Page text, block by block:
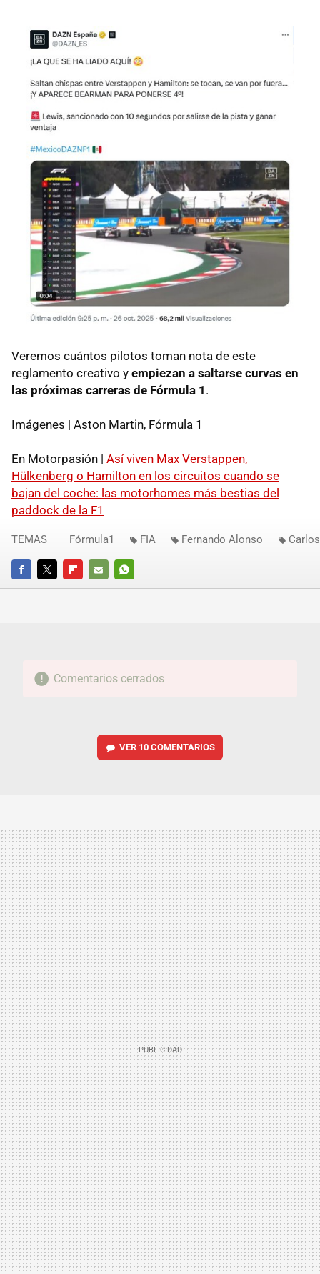
Veremos cuántos pilotos toman nota de este
reglamento creativo y empiezan a saltarse curvas en
las próximas carreras de Fórmula 1 .
Imágenes | Aston Martin, Fórmula 1
En Motorpasión | Así viven Max Verstappen,
Hülkenberg o Hamilton en los circuitos cuando se
bajan del coche: las motorhomes más bestias del
paddock de la F1
FACEBOOKTWITTERFLIPBOARD
E-
WHATSAPP
TEMAS Fórmula1 FIA Fernando Alonso
Comentarios cerrados
VER 10 COMENTARIOS